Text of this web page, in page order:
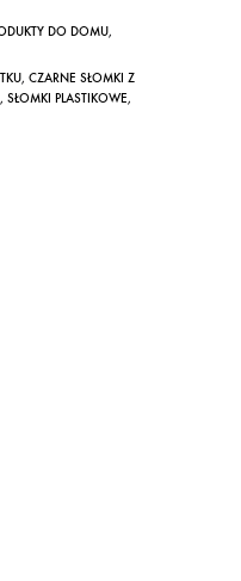
DO DOMU,
, CZARNE SŁOMKI Z
, SŁOMKI PLASTIKOWE,